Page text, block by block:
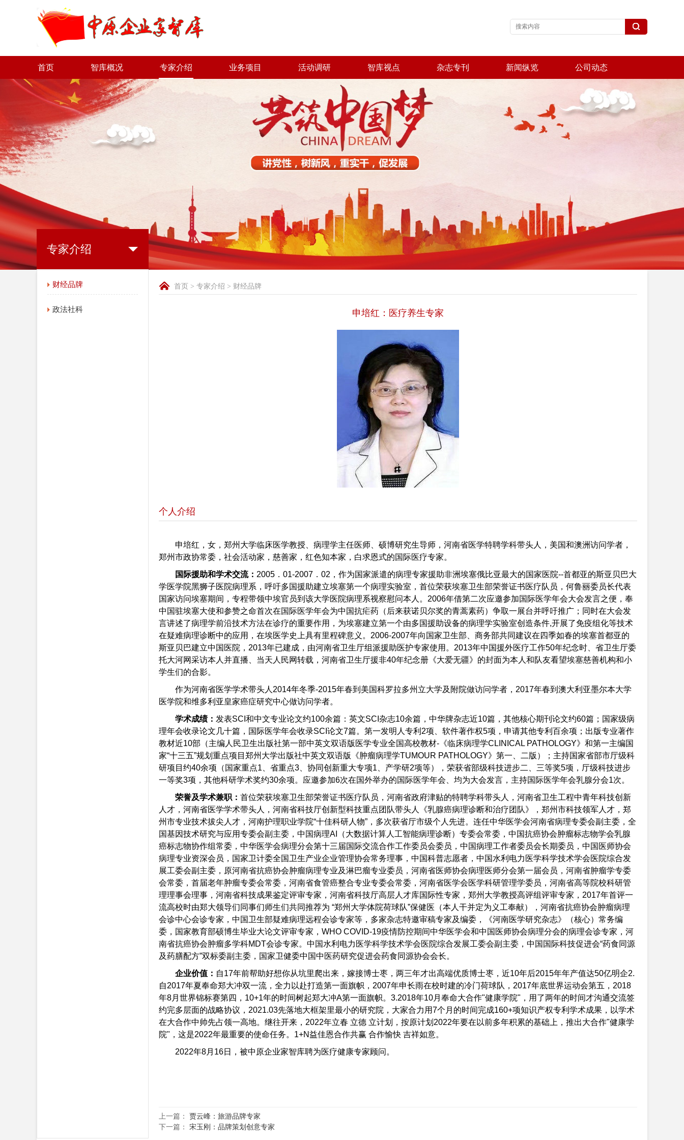
首页 智库概况 专家介绍 业务项目 活动调研 智库视点 杂志专刊 新闻纵览 公司动态
专家介绍
财经品牌
政法社科
首页 > 专家介绍 > 财经品牌
申培红：医疗养生专家
个人介绍
申培红，女，郑州大学临床医学教授、病理学主任医师、硕博研究生导师，河南省医学特聘学科带头人，美国和澳洲访问学者，
郑州市政协常委，社会活动家，慈善家，红色知本家，白求恩式的国际医疗专家。
国际援助和学术交流： 2005．01-2007．02，作为国家派遣的病理专家援助非洲埃塞俄比亚最大的国家医院--首都亚的斯亚贝巴大
学医学院黑狮子医院病理系，呼吁多国援助建立埃塞第一个病理实验室，首位荣获埃塞卫生部荣誉证书医疗队员，何鲁丽委员长代表
国家访问埃塞期间，专程带领中埃官员到该大学医院病理系视察慰问本人。2006年借第二次应邀参加国际医学年会大会发言之便，奉
中国驻埃塞大使和参赞之命首次在国际医学年会为中国抗疟药（后来获诺贝尔奖的青蒿素药）争取一展台并呼吁推广；同时在大会发
言讲述了病理学前沿技术方法在诊疗的重要作用，为埃塞建立第一个由多国援助设备的病理学实验室创造条件,开展了免疫组化等技术
在疑难病理诊断中的应用，在埃医学史上具有里程碑意义。2006-2007年向国家卫生部、商务部共同建议在四季如春的埃塞首都亚的
斯亚贝巴建立中国医院，2013年已建成，由河南省卫生厅组派援助医护专家使用。2013年中国援外医疗工作50年纪念时、省卫生厅委
托大河网采访本人并直播、当天人民网转载，河南省卫生厅援非40年纪念册《大爱无疆》的封面为本人和队友看望埃塞慈善机构和小
学生们的合影。
作为河南省医学学术带头人2014年冬季-2015年春到美国科罗拉多州立大学及附院做访问学者，2017年春到澳大利亚墨尔本大学
医学院和维多利亚皇家癌症研究中心做访问学者。
学术成绩： 发表SCI和中文专业论文约100余篇：英文SCI杂志10余篇，中华牌杂志近10篇，其他核心期刊论文约60篇；国家级病
理年会收录论文几十篇，国际医学年会收录SCI论文7篇。第一发明人专利2项、软件著作权5项，申请其他专利百余项；出版专业著作
教材近10部（主编人民卫生出版社第一部中英文双语版医学专业全国高校教材-《临床病理学CLINICAL PATHOLOGY》和第一主编国
家“十三五”规划重点项目郑州大学出版社中英文双语版《肿瘤病理学TUMOUR PATHOLOGY》第一、二版）；主持国家省部市厅级科
研项目约40余项（国家重点1、省重点3、协同创新重大专项1、产学研2项等），荣获省部级科技进步二、三等奖5项，厅级科技进步
一等奖3项，其他科研学术奖约30余项。应邀参加6次在国外举办的国际医学年会、均为大会发言，主持国际医学年会乳腺分会1次。
荣誉及学术兼职： 首位荣获埃塞卫生部荣誉证书医疗队员，河南省政府津贴的特聘学科带头人，河南省卫生工程中青年科技创新
人才，河南省医学学术带头人，河南省科技厅创新型科技重点团队带头人《乳腺癌病理诊断和治疗团队》，郑州市科技领军人才，郑
州市专业技术拔尖人才，河南护理职业学院“十佳科研人物”，多次获省厅市级个人先进。连任中华医学会河南省病理专委会副主委，全
国基因技术研究与应用专委会副主委，中国病理AI（大数据计算人工智能病理诊断）专委会常委，中国抗癌协会肿瘤标志物学会乳腺
癌标志物协作组常委，中华医学会病理分会第十三届国际交流合作工作委员会委员，中国病理工作者委员会长期委员，中国医师协会
病理专业资深会员，国家卫计委全国卫生产业企业管理协会常务理事，中国科普志愿者，中国水利电力医学科学技术学会医院综合发
展工委会副主委，原河南省抗癌协会肿瘤病理专业及淋巴瘤专业委员，河南省医师协会病理医师分会第一届会员，河南省肿瘤学专委
会常委，首届老年肿瘤专委会常委，河南省食管癌整合专业专委会常委，河南省医学会医学科研管理学委员，河南省高等院校科研管
理理事会理事，河南省科技成果鉴定评审专家，河南省科技厅高层人才库国际性专家，郑州大学教授高评组评审专家，2017年首评一
流高校时由郑大领导们同事们师生们共同推荐为 “郑州大学体院荷球队”保健医（本人干并定为义工奉献），河南省抗癌协会肿瘤病理
会诊中心会诊专家，中国卫生部疑难病理远程会诊专家等，多家杂志特邀审稿专家及编委，《河南医学研究杂志》（核心）常务编
委，国家教育部硕博生毕业大论文评审专家，WHO COVID-19疫情防控期间中华医学会和中国医师协会病理分会的病理会诊专家，河
南省抗癌协会肿瘤多学科MDT会诊专家。中国水利电力医学科学技术学会医院综合发展工委会副主委，中国国际科技促进会“药食同源
及药膳配方”双标委副主委，国家卫健委中国中医药研究促进会药食同源协会会长。
企业价值： 自17年前帮助好想你从坑里爬出来，嫁接博士枣，两三年才出高端优质博士枣，近10年后2015年年产值达50亿明企2.
自2017年夏奉命郑大冲双一流，全力以赴打造第一面旗帜，2007年申长雨在校时建的冷门荷球队，2017年底世界运动会第五，2018
年8月世界锦标赛第四，10+1年的时间树起郑大冲A第一面旗帜。3.2018年10月奉命大合作"健康学院"，用了两年的时间才沟通交流签
约完多层面的战略协议，2021.03先落地大框架里最小的研究院，大家合力用7个月的时间完成160+项知识产权专利学术成果，以学术
在大合作中帅先占领一高地。继往开来，2022年立春 立德 立计划，按原计划2022年要在以前多年积累的基础上，推出大合作"健康学
院"，这是2022年最重要的使命任务。1+N益佳恩合作共赢 合作愉快 吉祥如意。
2022年8月16日，被中原企业家智库聘为医疗健康专家顾问。
上一篇： 贾云峰：旅游品牌专家
下一篇： 宋玉刚：品牌策划创意专家